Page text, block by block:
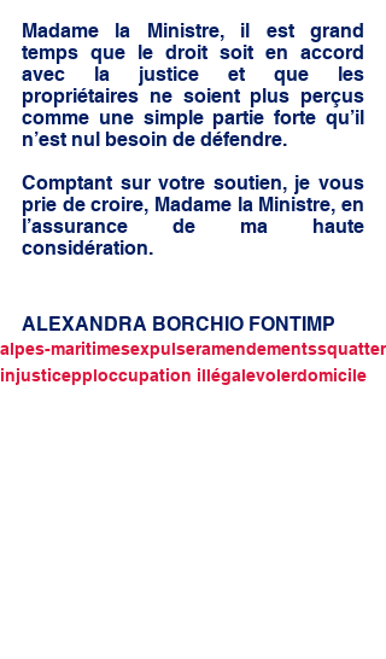
Madame la Ministre, il est grand
temps que le droit soit en accord
avec la justice et que les
propriétaires ne soient plus perçus
comme une simple partie forte qu’il
n’est nul besoin de défendre.
Comptant sur votre soutien, je vous
prie de croire, Madame la Ministre, en
l’assurance de ma haute
considération.
ALEXANDRA BORCHIO FONTIMP
alpes-maritimesexpulseramendementssquatter
injusticepploccupation illégalevolerdomicile